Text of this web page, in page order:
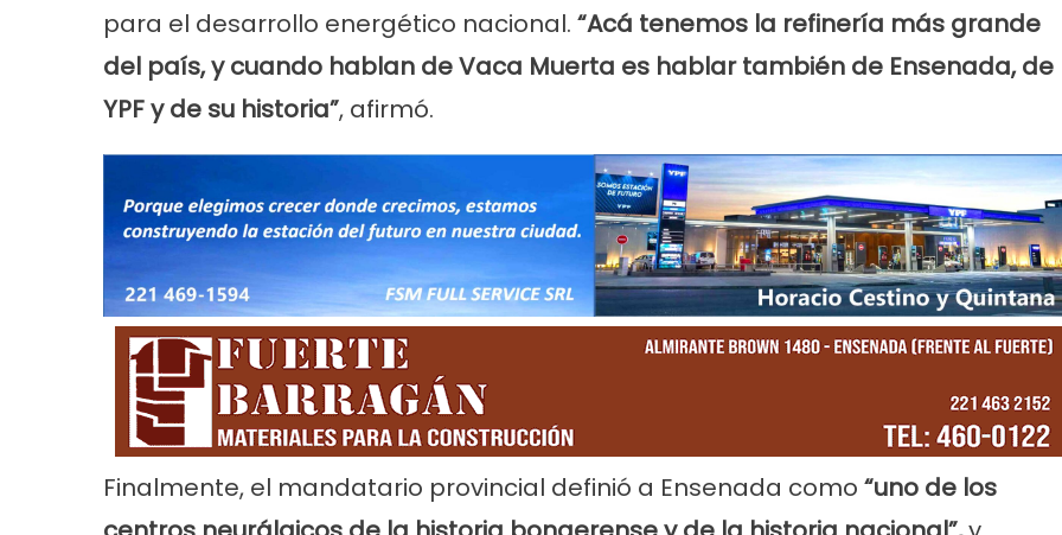
para el desarrollo energético nacional. “Acá tenemos la refinería más grande
del país, y cuando hablan de Vaca Muerta es hablar también de Ensenada, de
YPF y de su historia”, afirmó.
Finalmente, el mandatario provincial definió a Ensenada como “uno de los